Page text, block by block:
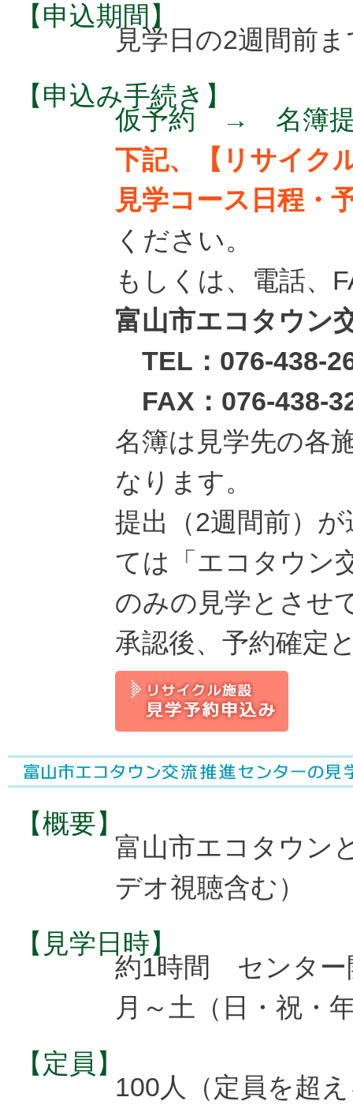
【申込期間】
見学日の2週間前
【申込み手続き】
仮予約 → 名簿
下記、【リサイク
見学コース日程・
ください。
もしくは、電話、
富山市エコタウン
TEL：076-438-
FAX：076-438-
名簿は見学先の各
なります。
提出（2週間前）
ては「エコタウン
のみの見学とさせ
承認後、予約確定
【概要】
富山市エコタウン
デオ視聴含む）
【見学日時】
約1時間 センター
月～土（日・祝・
【定員】
100人（定員を超